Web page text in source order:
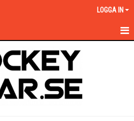
LOGGA IN